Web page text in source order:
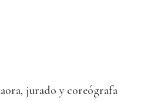
jurado y coreógrafa